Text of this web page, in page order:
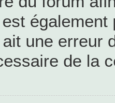
une erreur
de la